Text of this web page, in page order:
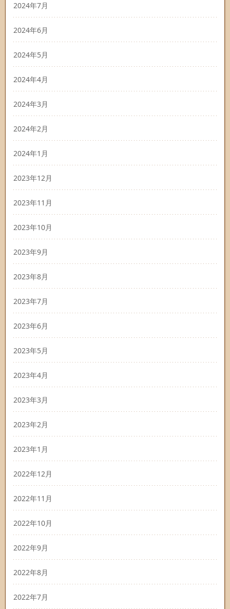
2024年7月
2024年6月
2024年5月
2024年4月
2024年3月
2024年2月
2024年1月
2023年12月
2023年11月
2023年10月
2023年9月
2023年8月
2023年7月
2023年6月
2023年5月
2023年4月
2023年3月
2023年2月
2023年1月
2022年12月
2022年11月
2022年10月
2022年9月
2022年8月
2022年7月